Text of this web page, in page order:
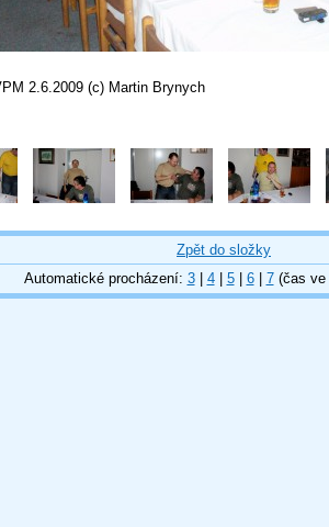
2.6.2009 (c) Martin Brynych
Zpět do složky
Automatické procházení: 3| 4| 5| 6| 7(čas ve